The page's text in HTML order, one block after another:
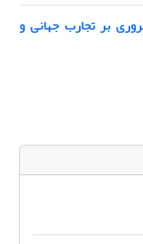
بر تجارب جهانی و